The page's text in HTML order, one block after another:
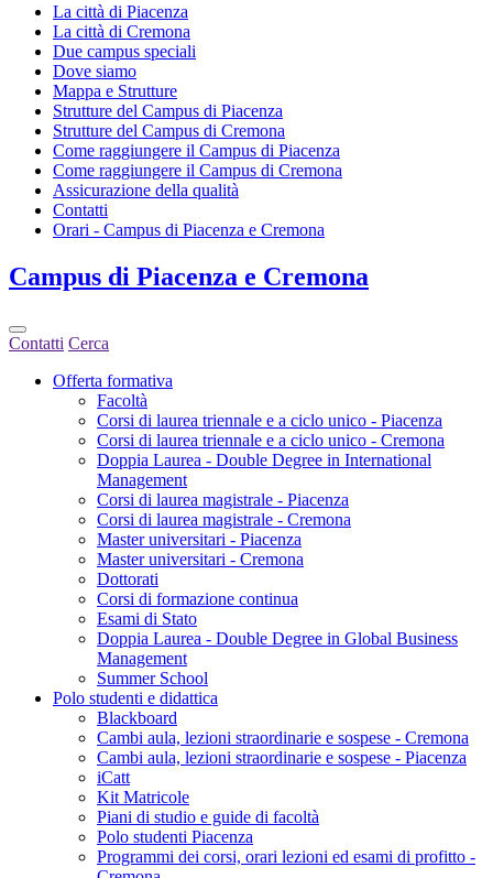
La città di Piacenza
La città di Cremona
Due campus speciali
Dove siamo
Mappa e Strutture
Strutture del Campus di Piacenza
Strutture del Campus di Cremona
Come raggiungere il Campus di Piacenza
Come raggiungere il Campus di Cremona
Assicurazione della qualità
Contatti
Orari - Campus di Piacenza e Cremona
Campus di Piacenza e Cremona
Contatti Cerca
Offerta formativa
Facoltà
Corsi di laurea triennale e a ciclo unico - Piacenza
Corsi di laurea triennale e a ciclo unico - Cremona
Doppia Laurea - Double Degree in International
Management
Corsi di laurea magistrale - Piacenza
Corsi di laurea magistrale - Cremona
Master universitari - Piacenza
Master universitari - Cremona
Dottorati
Corsi di formazione continua
Esami di Stato
Doppia Laurea - Double Degree in Global Business
Management
Summer School
Polo studenti e didattica
Blackboard
Cambi aula, lezioni straordinarie e sospese - Cremona
Cambi aula, lezioni straordinarie e sospese - Piacenza
iCatt
Kit Matricole
Piani di studio e guide di facoltà
Polo studenti Piacenza
Programmi dei corsi, orari lezioni ed esami di profitto -